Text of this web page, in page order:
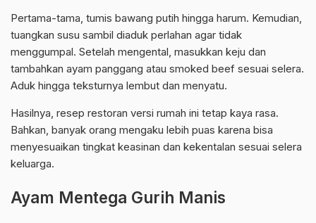
Pertama-tama, tumis bawang putih hingga harum. Kemudian,
tuangkan susu sambil diaduk perlahan agar tidak
menggumpal. Setelah mengental, masukkan keju dan
tambahkan ayam panggang atau smoked beef sesuai selera.
Aduk hingga teksturnya lembut dan menyatu.
Hasilnya, resep restoran versi rumah ini tetap kaya rasa.
Bahkan, banyak orang mengaku lebih puas karena bisa
menyesuaikan tingkat keasinan dan kekentalan sesuai selera
keluarga.
Ayam Mentega Gurih Manis